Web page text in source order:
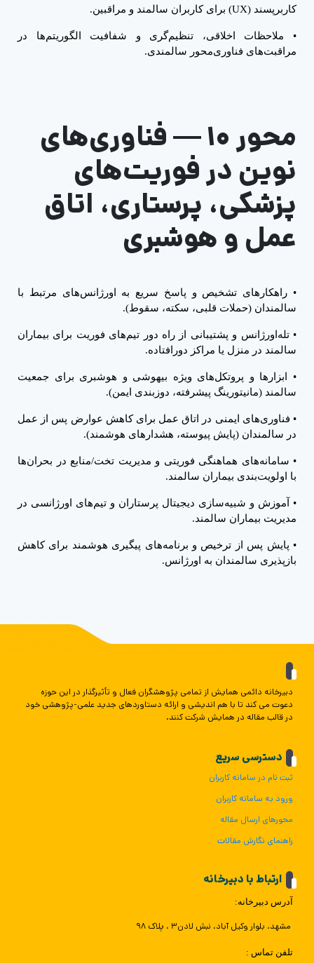
کاربرپسند (UX) برای کاربران سالمند و مراقبین.
• ملاحظات اخلاقی، تنظیم‌گری و شفافیت الگوریتم‌ها در
مراقبت‌های فناوری‌محور سالمندی.
محور۱۰—فناوری‌های
نوین در فوریت‌های
پزشکی، پرستاری، اتاق
عمل و هوشبری
• راهکارهای تشخیص و پاسخ سریع به اورژانس‌های مرتبط با
سالمندان (حملات قلبی، سکته، سقوط).
• تله‌اورژانس و پشتیبانی از راه دور تیم‌های فوریت برای بیماران
سالمند در منزل یا مراکز دورافتاده.
• ابزارها و پروتکل‌های ویژه بیهوشی و هوشبری برای جمعیت
سالمند (مانیتورینگ پیشرفته، دوزبندی ایمن).
• فناوری‌های ایمنی در اتاق عمل برای کاهش عوارض پس از عمل
در سالمندان (پایش پیوسته، هشدارهای هوشمند).
• سامانه‌های هماهنگی فوریتی و مدیریت تخت/منابع در بحران‌ها
با اولویت‌بندی بیماران سالمند.
• آموزش و شبیه‌سازی دیجیتال پرستاران و تیم‌های اورژانسی در
مدیریت بیماران سالمند.
• پایش پس از ترخیص و برنامه‌های پیگیری هوشمند برای کاهش
بازپذیری سالمندان به اورژانس.
دبیرخانه دائمی همایش از تمامی پژوهشگران فعال و تأثیرگذار در این حوزه
دعوت می کند تا با هم اندیشی و ارائه دستاوردهای جدید علمی-پژوهشی خود
در قالب مقاله در همایش شرکت کنند.
دسترسی سریع
ثبت نام در سامانه کاربران
ورود به سامانه کاربران
محورهای ارسال مقاله
راهنمای نگارش مقالات
ارتباط با دبیرخانه
آدرس دبیرخانه:
مشهد، بلوار وکیل آباد، نبش لادن۳ ، پلاک ۹۸
تلفن تماس :